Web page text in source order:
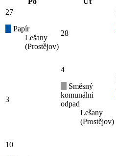
27
Papír
Lešany
(Prostějov)
28
3
4
Směsný
komunální
odpad
Lešany
(Prostějov)
10